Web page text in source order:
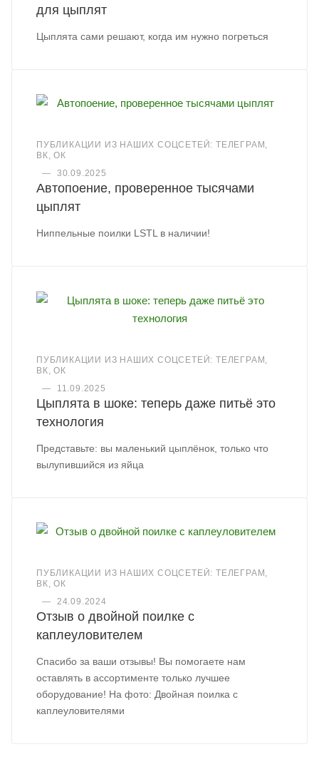
для цыплят
Цыплята сами решают, когда им нужно погреться
ПУБЛИКАЦИИ ИЗ НАШИХ СОЦСЕТЕЙ: ТЕЛЕГРАМ,
ВК, ОК
—
30.09.2025
Автопоение, проверенное тысячами
цыплят
Ниппельные поилки LSTL в наличии!
ПУБЛИКАЦИИ ИЗ НАШИХ СОЦСЕТЕЙ: ТЕЛЕГРАМ,
ВК, ОК
—
11.09.2025
Цыплята в шоке: теперь даже питьё это
технология
Представьте: вы маленький цыплёнок, только что
вылупившийся из яйца
ПУБЛИКАЦИИ ИЗ НАШИХ СОЦСЕТЕЙ: ТЕЛЕГРАМ,
ВК, ОК
—
24.09.2024
Отзыв о двойной поилке с
каплеуловителем
Спасибо за ваши отзывы! Вы помогаете нам
оставлять в ассортименте только лучшее
оборудование! На фото: Двойная поилка с
каплеуловителями